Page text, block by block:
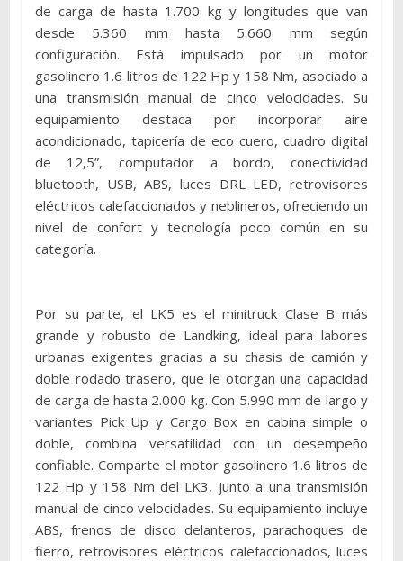
de carga de hasta 1.700 kg y longitudes que van
desde 5.360 mm hasta 5.660 mm según
configuración. Está impulsado por un motor
gasolinero 1.6 litros de 122 Hp y 158 Nm, asociado a
una transmisión manual de cinco velocidades. Su
equipamiento destaca por incorporar aire
acondicionado, tapicería de eco cuero, cuadro digital
de 12,5”, computador a bordo, conectividad
bluetooth, USB, ABS, luces DRL LED, retrovisores
eléctricos calefaccionados y neblineros, ofreciendo un
nivel de confort y tecnología poco común en su
categoría.
Por su parte, el LK5 es el minitruck Clase B más
grande y robusto de Landking, ideal para labores
urbanas exigentes gracias a su chasis de camión y
doble rodado trasero, que le otorgan una capacidad
de carga de hasta 2.000 kg. Con 5.990 mm de largo y
variantes Pick Up y Cargo Box en cabina simple o
doble, combina versatilidad con un desempeño
confiable. Comparte el motor gasolinero 1.6 litros de
122 Hp y 158 Nm del LK3, junto a una transmisión
manual de cinco velocidades. Su equipamiento incluye
ABS, frenos de disco delanteros, parachoques de
fierro, retrovisores eléctricos calefaccionados, luces